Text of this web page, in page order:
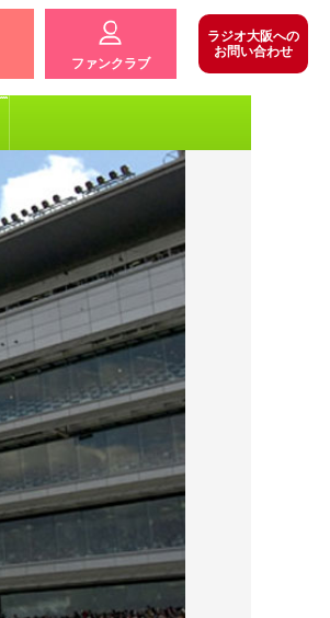
ファンクラブ
ラジオ大阪への
お問い合わせ